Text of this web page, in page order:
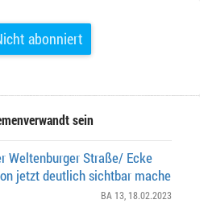
abonniert
sein
Weltenburger Straße/ Ecke
jetzt deutlich sichtbar mache
BA 13 , 18.02.2023